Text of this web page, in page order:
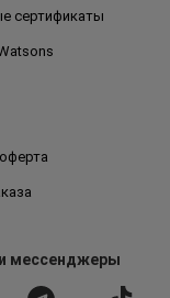
сертификаты
и мессенджеры